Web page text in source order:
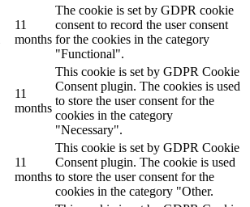
11
months
The cookie is set by GDPR cookie
consent to record the user consent
for the cookies in the category
"Functional".
11
months
This cookie is set by GDPR Cookie
Consent plugin. The cookies is used
to store the user consent for the
cookies in the category
"Necessary".
11
months
This cookie is set by GDPR Cookie
Consent plugin. The cookie is used
to store the user consent for the
cookies in the category "Other.